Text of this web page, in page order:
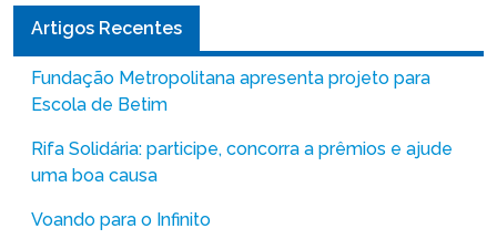
Artigos Recentes
Fundação Metropolitana apresenta projeto para
Escola de Betim
Rifa Solidária: participe, concorra a prêmios e ajude
uma boa causa
Voando para o Infinito